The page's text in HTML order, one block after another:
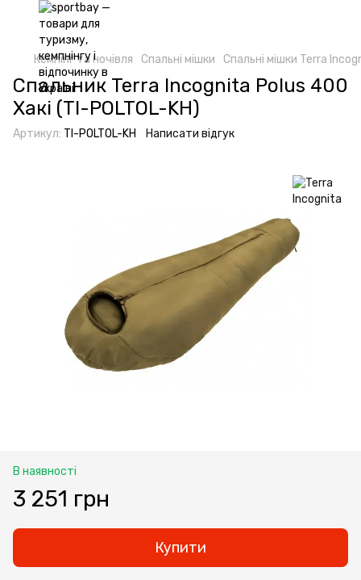
Кемпінг та ночівля Спальні мішки Спальні мішки Terra
Спальник Terra Incognita Polus 400
Хакі (TI-POLTOL-KH)
Артикул: TI-POLTOL-KH Написати відгук
В наявності
3 251 грн
Купити